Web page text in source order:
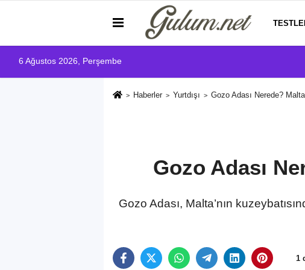
6 Ağustos 2026, Perşembe
Haberler Yurtdışı Gozo Adası Nerede?
Gozo Adası
Gozo Adası, Malta’nın
1